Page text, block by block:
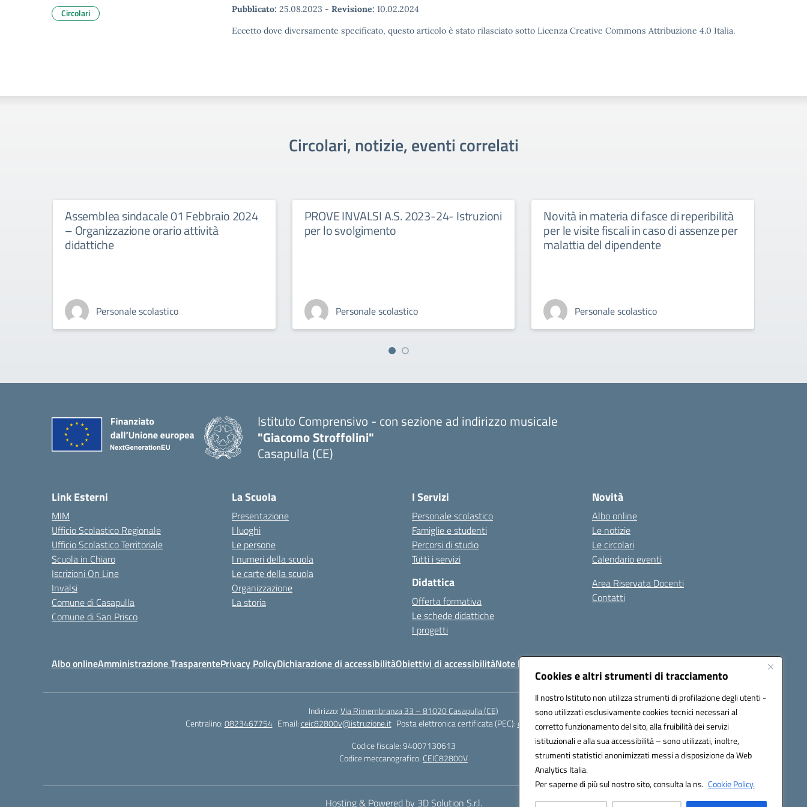
Cookies e altri strumenti di tracciamento
Il nostro Istituto non utilizza strumenti di profilazione degli utenti -
sono utilizzati esclusivamente cookies tecnici necessari al
corretto funzionamento del sito, alla fruibilità dei servizi
istituzionali e alla sua accessibilità – sono utilizzati, inoltre,
strumenti statistici anonimizzati messi a disposizione da Web
Analytics Italia.
Per saperne di più sul nostro sito, consulta la ns. Cookie Policy.
Pubblicato: 25.08.2023 - Revisione: 10.02.2024
Eccetto dove diversamente specificato, questo articolo è stato rilasciato sotto Licenza Creative Commons Attribuzione 4.0 Italia.
Circolari
Circolari, notizie, eventi correlati
Assemblea sindacale 01 Febbraio 2024
– Organizzazione orario attività
didattiche
Personale scolastico
PROVE INVALSI A.S. 2023-24- Istruzioni
per lo svolgimento
Personale scolastico
Novità in materia di fasce di reperibilità
per le visite fiscali in caso di assenze per
malattia del dipendente
Personale scolastico
Istituto Comprensivo - con sezione ad indirizzo musicale
"Giacomo Stroffolini"
Casapulla (CE)
Link Esterni
MIM
Ufficio Scolastico Regionale
Ufficio Scolastico Territoriale
Scuola in Chiaro
Iscrizioni On Line
Invalsi
Comune di Casapulla
Comune di San Prisco
La Scuola
Presentazione
I luoghi
Le persone
I numeri della scuola
Le carte della scuola
Organizzazione
La storia
I Servizi
Personale scolastico
Famiglie e studenti
Percorsi di studio
Tutti i servizi
Didattica
Offerta formativa
Le schede didattiche
I progetti
Novità
Albo online
Le notizie
Le circolari
Calendario eventi
Area Riservata Docenti
Contatti
Albo onlineAmministrazione TrasparentePrivacy PolicyDichiarazione di accessibilitàObiettivi di accessibilitàNote legali Seguici su:
Indirizzo:Via Rimembranza,33 – 81020 Casapulla (CE)
Centralino:0823467754 Email:ceic82800v@istruzione.it Posta elettronica certificata (PEC):ceic82800v@pec.istruzione.it
Codice fiscale: 94007130613
Codice meccanografico: CEIC82800V
Hosting & Powered by 3D Solution S.r.l.